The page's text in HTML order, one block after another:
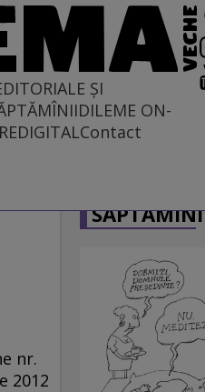
ȘI
DILEME ON-
DIGITALContact
nr.
2012